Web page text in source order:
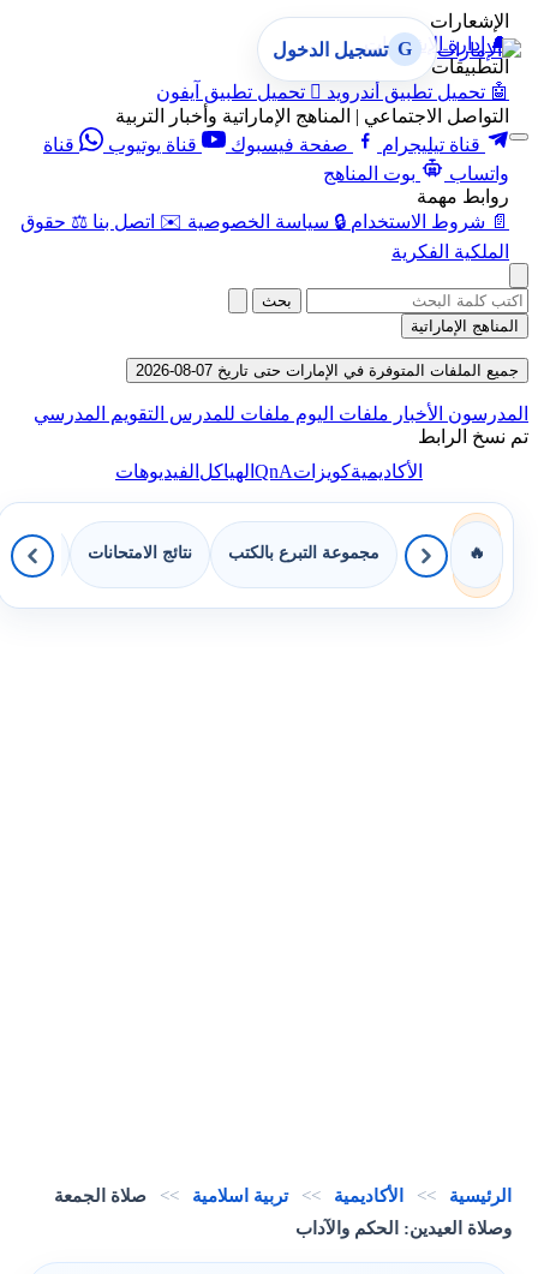
الإشعارات
🔔 إدارة الإشعارات
التطبيقات
🤖 تحميل تطبيق أندرويد  تحميل تطبيق آيفون
التواصل الاجتماعي | المناهج الإماراتية وأخبار التربية
قناة تيليجرام
صفحة فيسبوك قناة يوتيوب
قناة
واتساب
بوت المناهج
روابط مهمة
📄 شروط الاستخدام 🔒 سياسة الخصوصية ✉️ اتصل بنا ⚖️ حقوق
الملكية الفكرية
G تسجيل الدخول
بحث
المناهج الإماراتية
جميع الملفات المتوفرة في الإمارات حتى تاريخ 07-08-2026
المدرسون الأخبار ملفات اليوم ملفات للمدرس التقويم المدرسي
تم نسخ الرابط
الأكاديميةكويزاتQnAالهياكلالفيديوهات
🔥 مجموعة التبرع بالكتب نتائج الامتحانات
الرئيسية >> الأكاديمية >> تربية اسلامية >>
صلاة الجمعة
وصلاة العيدين: الحكم والآداب